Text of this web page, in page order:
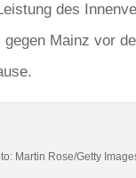
des
gegen Mainz vor
Martin Rose/Getty